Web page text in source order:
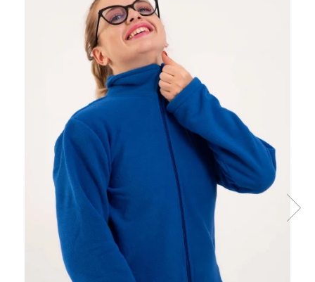
Bluze medicale uni
Halate medicale
Halate medicale femei
Halate medicale barbati
Halate medicale P2 cu fluturas
Halate medicale cu nasturi
Halate medicale cu fermoar
Halate medicale polar - unisex
Halate medicale albe
Fuste, Sarafane